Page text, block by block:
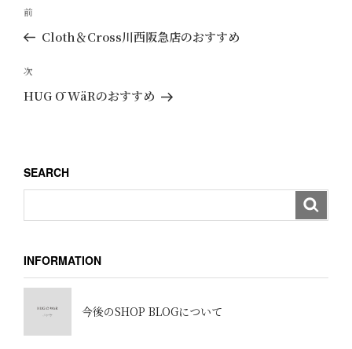
ナ
ビ
ゲ
ン
過
去
投
稿
前
Cloth＆Cross川西阪急店のおすすめ
次
の
次
HUG Ō WäRのおすすめ
SEARCH
INFORMATION
今後のSHOP BLOGについて